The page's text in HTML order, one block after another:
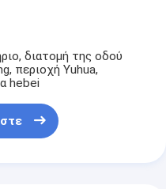
διατομή της οδού
περιοχή Yuhua,
hebei